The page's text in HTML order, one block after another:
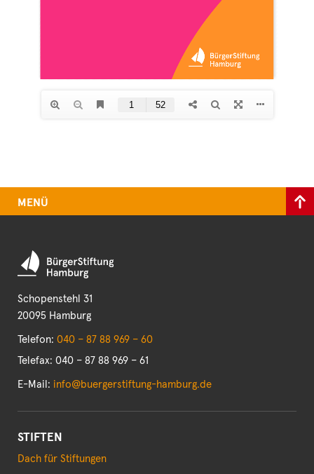
MENÜ
Schopenstehl 31
20095 Hamburg
Telefon: 040 – 87 88 969 – 60
Telefax: 040 – 87 88 969 – 61
E-Mail: info@buergerstiftung-hamburg.de
STIFTEN
Dach für Stiftungen